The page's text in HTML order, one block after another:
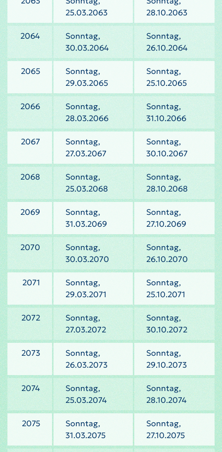
25.03.2063
28.10.2063
2064
Sonntag,
30.03.2064
Sonntag,
26.10.2064
2065
Sonntag,
29.03.2065
Sonntag,
25.10.2065
2066
Sonntag,
28.03.2066
Sonntag,
31.10.2066
2067
Sonntag,
27.03.2067
Sonntag,
30.10.2067
2068
Sonntag,
25.03.2068
Sonntag,
28.10.2068
2069
Sonntag,
31.03.2069
Sonntag,
27.10.2069
2070
Sonntag,
30.03.2070
Sonntag,
26.10.2070
2071
Sonntag,
29.03.2071
Sonntag,
25.10.2071
2072
Sonntag,
27.03.2072
Sonntag,
30.10.2072
2073
Sonntag,
26.03.2073
Sonntag,
29.10.2073
2074
Sonntag,
25.03.2074
Sonntag,
28.10.2074
2075
Sonntag,
31.03.2075
Sonntag,
27.10.2075